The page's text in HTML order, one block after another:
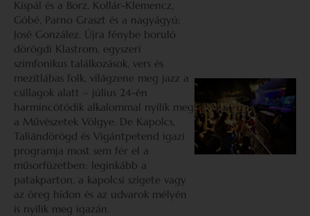
Kispál és a Borz, Kollár-Klemencz,
Góbé, Parno Graszt és a nagyágyú:
José González. Újra fénybe boruló
dörögdi Klastrom, egyszeri
szimfonikus találkozások, vers és
mezítlábas folk, világzene meg jazz a
csillagok alatt – július 24-én
harmincötödik alkalommal nyílik meg
a Művészetek Völgye. De Kapolcs,
Taliándörögd és Vigántpetend igazi
programja most sem fér el a
műsorfüzetben: leginkább a
patakparton, a kapolcsi szigete vagy
az öreg hídon és az udvarok mélyén
is nyílik meg igazán.